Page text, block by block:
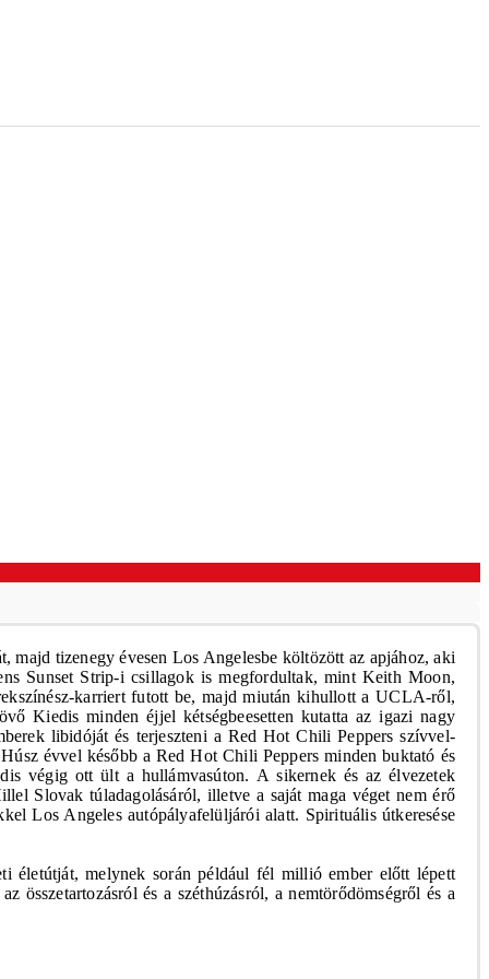
tizenegy évesen Los Angelesbe költözött az apjához, aki
Sunset Strip-i csillagok is megfordultak, mint Keith Moon,
karriert futott be, majd miután kihullott a UCLA-ről,
Kiedis minden éjjel kétségbeesetten kutatta az igazi nagy
libidóját és terjeszteni a Red Hot Chili Peppers szívvel-
évvel később a Red Hot Chili Peppers minden buktató és
végig ott ült a hullámvasúton. A sikernek és az élvezetek
Slovak túladagolásáról, illetve a saját maga véget nem érő
Los Angeles autópályafelüljárói alatt. Spirituális útkeresése
életútját, melynek során például fél millió ember előtt lépett
összetartozásról és a széthúzásról, a nemtörődömségről és a